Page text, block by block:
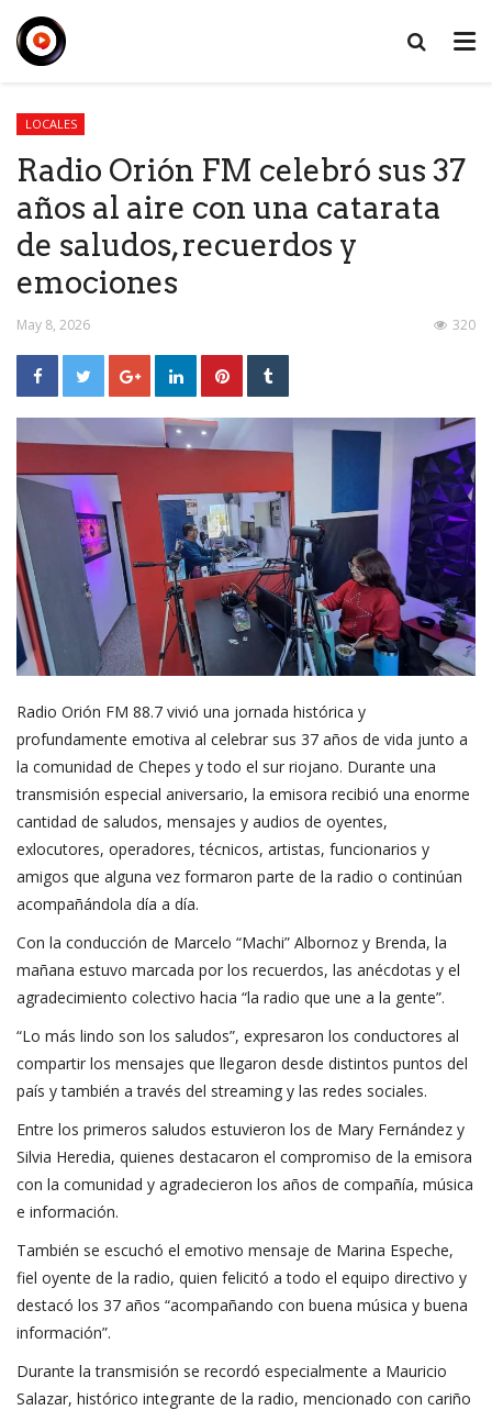
LOCALES
Radio Orión FM celebró sus 37
años al aire con una catarata
de saludos, recuerdos y
emociones
May 8, 2026 320
Radio Orión FM 88.7 vivió una jornada histórica y
profundamente emotiva al celebrar sus 37 años de vida junto a
la comunidad de Chepes y todo el sur riojano. Durante una
transmisión especial aniversario, la emisora recibió una enorme
cantidad de saludos, mensajes y audios de oyentes,
exlocutores, operadores, técnicos, artistas, funcionarios y
amigos que alguna vez formaron parte de la radio o continúan
acompañándola día a día.
Con la conducción de Marcelo “Machi” Albornoz y Brenda, la
mañana estuvo marcada por los recuerdos, las anécdotas y el
agradecimiento colectivo hacia “la radio que une a la gente”.
“Lo más lindo son los saludos”, expresaron los conductores al
compartir los mensajes que llegaron desde distintos puntos del
país y también a través del streaming y las redes sociales.
Entre los primeros saludos estuvieron los de Mary Fernández y
Silvia Heredia, quienes destacaron el compromiso de la emisora
con la comunidad y agradecieron los años de compañía, música
e información.
También se escuchó el emotivo mensaje de Marina Espeche,
fiel oyente de la radio, quien felicitó a todo el equipo directivo y
destacó los 37 años “acompañando con buena música y buena
información”.
Durante la transmisión se recordó especialmente a Mauricio
Salazar, histórico integrante de la radio, mencionado con cariño